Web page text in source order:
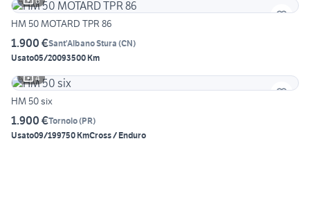
HM 50 MOTARD TPR 86
1.900 €Sant'Albano Stura (CN)
Usato05/20093500 Km
4
HM 50 six
1.900 €Tornolo(PR)
Usato09/199750 KmCross / Enduro